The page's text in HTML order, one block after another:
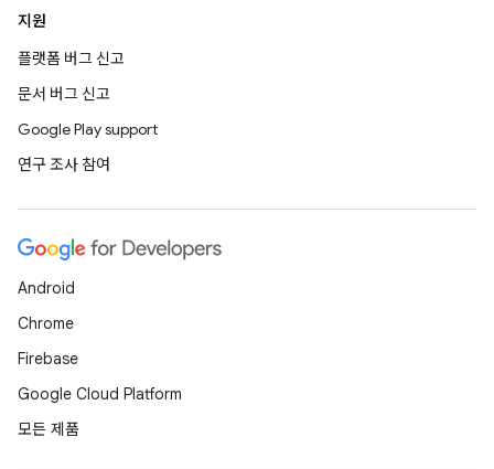
지원
플랫폼 버그 신고
문서 버그 신고
Google Play support
연구 조사 참여
Android
Chrome
Firebase
Google Cloud Platform
모든 제품